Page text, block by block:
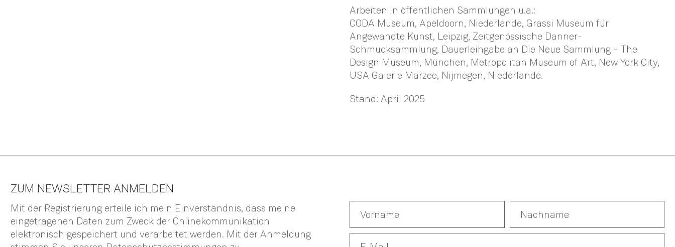
Arbeiten in öffentlichen Sammlungen u.a.:
CODA Museum, Apeldoorn, Niederlande, Grassi Museum für
Angewandte Kunst, Leipzig, Zeitgenössische Danner-
Schmucksammlung, Dauerleihgabe an Die Neue Sammlung – The
Design Museum, München, Metropolitan Museum of Art, New York City,
USA Galerie Marzee, Nijmegen, Niederlande.
Stand: April 2025
ZUM NEWSLETTER ANMELDEN
Mit der Registrierung erteile ich mein Einverständnis, dass meine
eingetragenen Daten zum Zweck der Onlinekommunikation
elektronisch gespeichert und verarbeitet werden. Mit der Anmeldung